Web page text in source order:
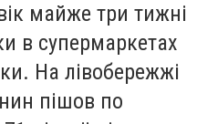
майже три тижні
в супермаркетах
На лівобережжі
пішов по